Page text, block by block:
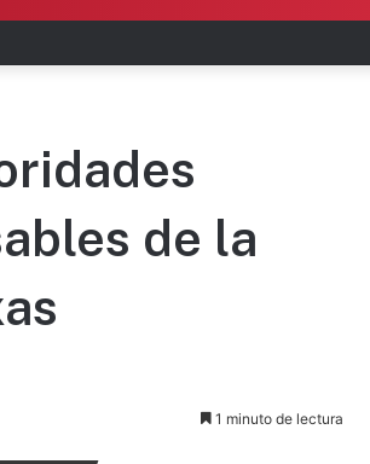
polémico plan de FIFA
de la
1 minuto de lectura